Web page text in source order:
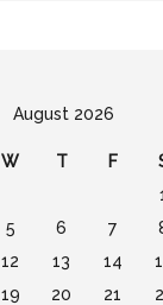
August 2026
W T F
5 6 7
12 13 14
19 20 21